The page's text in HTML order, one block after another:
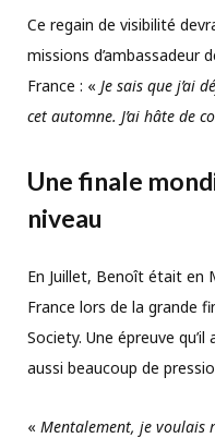
Ce regain de visibilité
missions d’ambassadeur
France : « Je sais que j’ai
cet automne. J’ai hâte de
Une finale
niveau
En Juillet, Benoît était en
France lors de la grande
Society. Une épreuve
aussi beaucoup de
« Mentalement, je voulais